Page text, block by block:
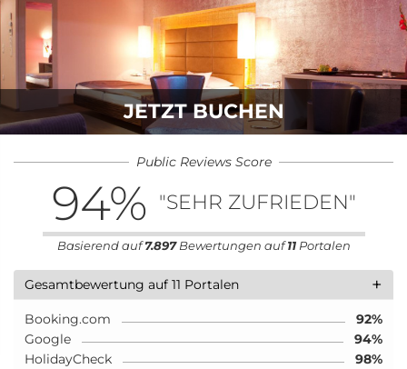
JETZT BUCHEN
Public Reviews Score
94% "SEHR ZUFRIEDEN"
Basierend auf7.897Bewertungen auf11Portalen
+
Gesamtbewertung auf 11 Portalen
Booking.com
92%
Google
94%
HolidayCheck
98%